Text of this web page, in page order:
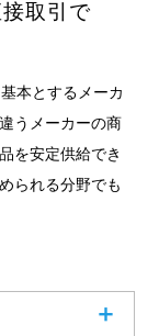
取引で
本とするメーカ
うメーカーの商
を安定供給でき
られる分野でも